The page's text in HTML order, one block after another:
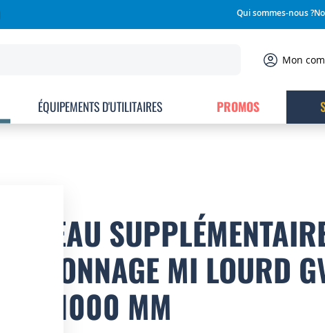
Qui sommes-nous ?
Mon
ÉQUIPEMENTS D'UTILITAIRES PROMOS
NIVEAU
RAYONNAGE MI LOURD
X P.1000 MM